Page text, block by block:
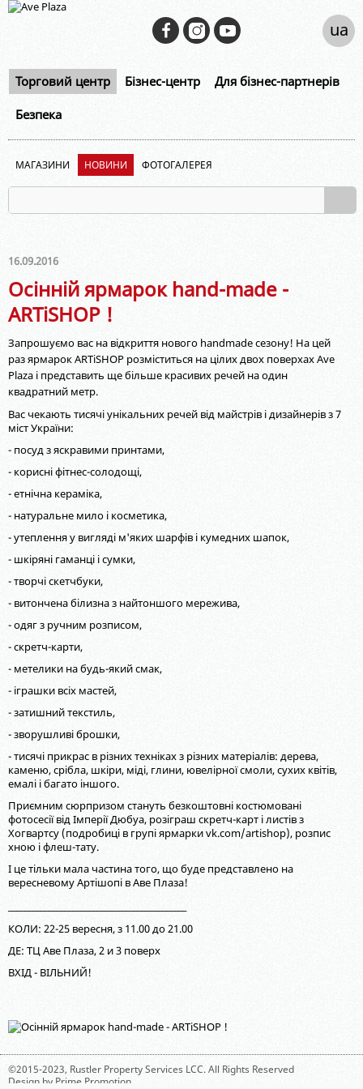
Торговий центр Бізнес-центр Для бізнес-партнерів
Безпека
ua
МАГАЗИНИ НОВИНИ ФОТОГАЛЕРЕЯ
16.09.2016
Осінній ярмарок hand-made -
ARTiSHOP !
Запрошуємо вас на відкриття нового handmade сезону! На цей
раз ярмарок ARTiSHOP розміститься на цілих двох поверхах Ave
Plaza і представить ще більше красивих речей на один
квадратний метр.
Вас чекають тисячі унікальних речей від майстрів і дизайнерів з 7
міст України:
- посуд з яскравими принтами,
- корисні фітнес-солодощі,
- етнічна кераміка,
- натуральне мило і косметика,
- утеплення у вигляді м'яких шарфів і кумедних шапок,
- шкіряні гаманці і сумки,
- творчі скетчбуки,
- витончена білизна з найтоншого мережива,
- одяг з ручним розписом,
- скретч-карти,
- метелики на будь-який смак,
- іграшки всіх мастей,
- затишний текстиль,
- зворушливі брошки,
- тисячі прикрас в різних техніках з різних матеріалів: дерева,
каменю, срібла, шкіри, міді, глини, ювелірної смоли, сухих квітів,
емалі і багато іншого.
Приємним сюрпризом стануть безкоштовні костюмовані
фотосесії від Імперії Дюбуа, розіграш скретч-карт і листів з
Хогвартсу (подробиці в групі ярмарки vk.com/artishop), розпис
хною і флеш-тату.
І це тільки мала частина того, що буде представлено на
вересневому Артішопі в Аве Плаза!
КОЛИ: 22-25 вересня, з 11.00 до 21.00
ДЕ: ТЦ Аве Плаза, 2 и 3 поверх
ВХІД - ВІЛЬНИЙ!
©2015-2023, Rustler Property Services LCC. All Rights Reserved
Design by Prime Promotion